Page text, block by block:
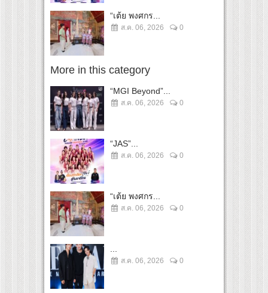
“เต้ย พงศกร...
ส.ค. 06, 2026 0
More in this category
“MGI Beyond”...
ส.ค. 06, 2026 0
“JAS”...
ส.ค. 06, 2026 0
“เต้ย พงศกร...
ส.ค. 06, 2026 0
ส.ค. 06, 2026 0